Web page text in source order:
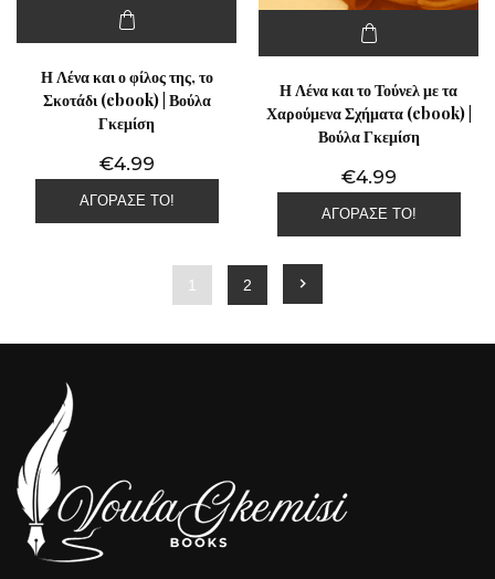
Η Λένα και ο φίλος της, το
Σκοτάδι (ebook) | Βούλα
Γκεμίση
€4.99
ΑΓΌΡΑΣΕ ΤΟ!
Η Λένα και το Τούνελ με τα
Χαρούμενα Σχήματα (ebook) |
Βούλα Γκεμίση
€4.99
ΑΓΌΡΑΣΕ ΤΟ!
1 2